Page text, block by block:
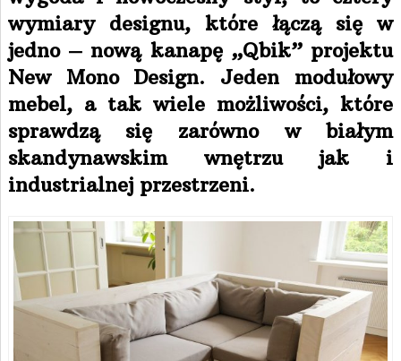
wymiary designu, które łączą się w
jedno – nową kanapę „Qbik” projektu
New Mono Design. Jeden modułowy
mebel, a tak wiele możliwości, które
sprawdzą się zarówno w białym
skandynawskim wnętrzu jak i
industrialnej przestrzeni.